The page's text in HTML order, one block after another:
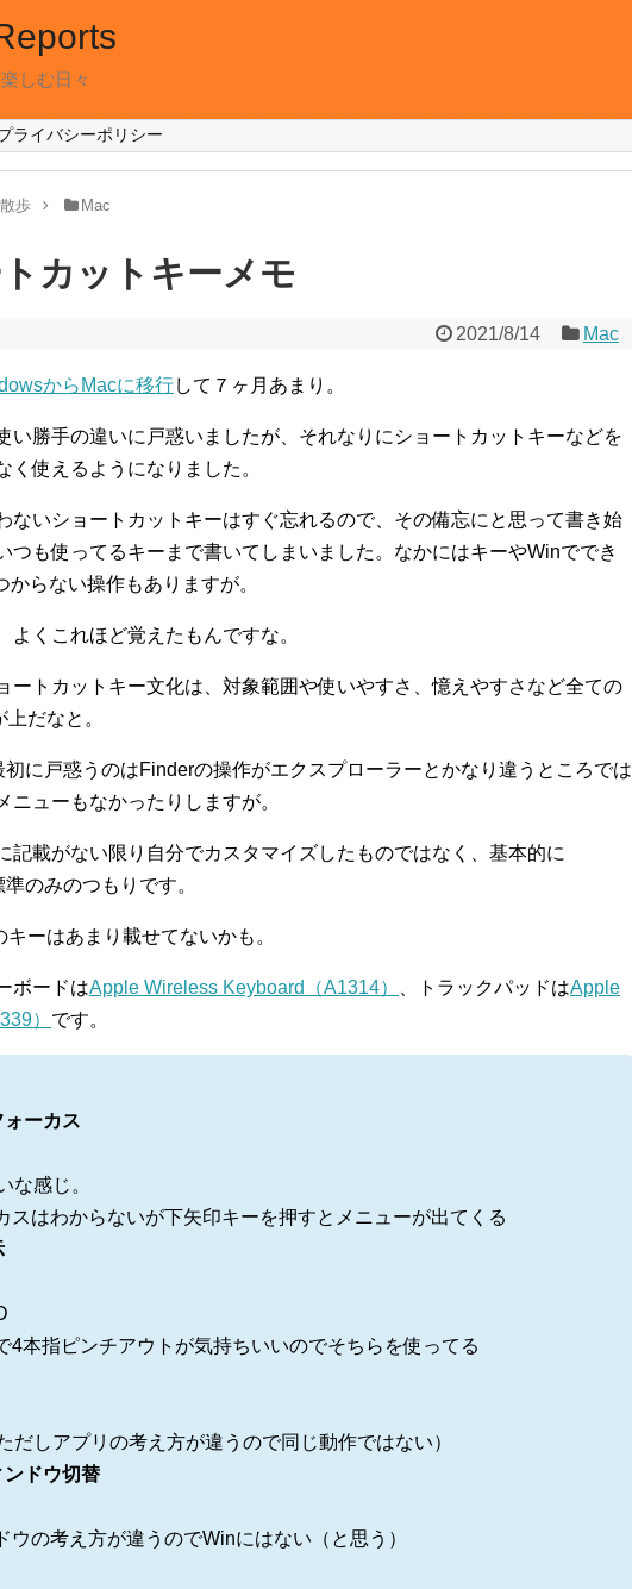
しむ日々
ライバシーポリシー
歩 Mac
カットキーメモ
2021/8/14 Mac
からMacに移行して７ヶ月あまり。
い勝手の違いに戸惑いましたが、それなりにショートカットキーなどを
く使えるようになりました。
ないショートカットキーはすぐ忘れるので、その備忘にと思って書き始
つも使ってるキーまで書いてしまいました。なかにはキーやWinででき
らない操作もありますが。
よくこれほど覚えたもんですな。
ートカットキー文化は、対象範囲や使いやすさ、憶えやすさなど全ての
だなと。
に戸惑うのはFinderの操作がエクスプローラーとかなり違うところでは
ニューもなかったりしますが。
記載がない限り自分でカスタマイズしたものではなく、基本的に
のみのつもりです。
ーはあまり載せてないかも。
ボードはApple Wireless Keyboard（A1314） 、トラックパッドはApple
） です。
ーカス
な感じ。
はわからないが下矢印キーを押すとメニューが出てくる
本指ピンチアウトが気持ちいいのでそちらを使ってる
だしアプリの考え方が違うので同じ動作ではない）
ドウ切替
の考え方が違うのでWinにはない（と思う）